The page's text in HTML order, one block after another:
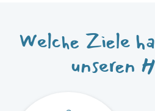
Welche Ziele
unseren